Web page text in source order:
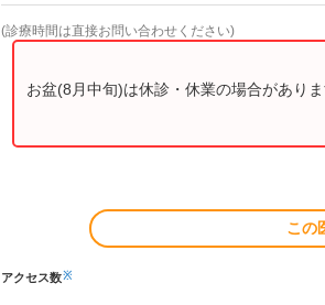
(診療時間は直接お問い合わせください)
お盆(8月中旬)は休診・休業の場合があり
この
アクセス数※